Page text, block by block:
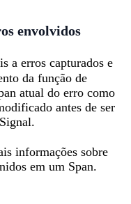
envolvidos
a erros capturados e
da função de
atual do erro como
antes de ser
informações sobre
em um Span.